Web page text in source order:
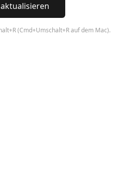
(Cmd+Umschalt+R auf dem Mac).